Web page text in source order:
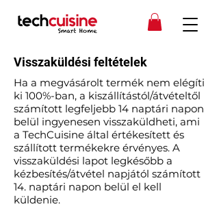
Visszaküldési feltételek
Ha a megvásárolt termék nem elégíti
ki 100%-ban, a kiszállítástól/átvételtől
számított legfeljebb 14 naptári napon
belül ingyenesen visszaküldheti, ami
a TechCuisine által értékesített és
szállított termékekre érvényes. A
visszaküldési lapot legkésőbb a
kézbesítés/átvétel napjától számított
14. naptári napon belül el kell
küldenie.